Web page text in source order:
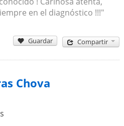
en el diagnóstico !!!"
Guardar Compartir
Chova